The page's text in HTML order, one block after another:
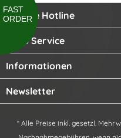
FAST
ORDER
Service Hotline
Shop Service
Informationen
Newsletter
* Alle Preise inkl. gesetzl.